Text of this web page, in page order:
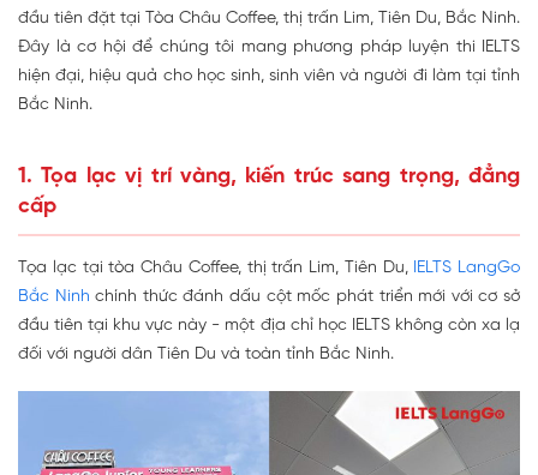
đầu tiên đặt tại Tòa Châu Coffee, thị trấn Lim, Tiên Du, Bắc Ninh.
Đây là cơ hội để chúng tôi mang phương pháp luyện thi IELTS
hiện đại, hiệu quả cho học sinh, sinh viên và người đi làm tại tỉnh
Bắc Ninh.
1. Tọa lạc vị trí vàng, kiến trúc sang trọng, đẳng
cấp
Tọa lạc tại tòa Châu Coffee, thị trấn Lim, Tiên Du, IELTS LangGo
Bắc Ninh chính thức đánh dấu cột mốc phát triển mới với cơ sở
đầu tiên tại khu vực này - một địa chỉ học IELTS không còn xa lạ
đối với người dân Tiên Du và toàn tỉnh Bắc Ninh.